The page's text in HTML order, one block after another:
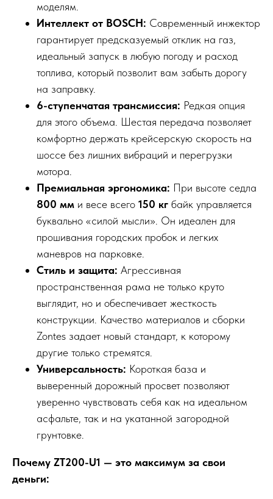
моделям.
Интеллект от BOSCH: Современный инжектор
гарантирует предсказуемый отклик на газ,
идеальный запуск в любую погоду и расход
топлива, который позволит вам забыть дорогу
на заправку.
6-ступенчатая трансмиссия: Редкая опция
для этого объема. Шестая передача позволяет
комфортно держать крейсерскую скорость на
шоссе без лишних вибраций и перегрузки
мотора.
Премиальная эргономика: При высоте седла
800 мм и весе всего 150 кг байк управляется
буквально «силой мысли». Он идеален для
прошивания городских пробок и легких
маневров на парковке.
Стиль и защита: Агрессивная
пространственная рама не только круто
выглядит, но и обеспечивает жесткость
конструкции. Качество материалов и сборки
Zontes задает новый стандарт, к которому
другие только стремятся.
Универсальность: Короткая база и
выверенный дорожный просвет позволяют
уверенно чувствовать себя как на идеальном
асфальте, так и на укатанной загородной
грунтовке.
Почему ZT200-U1 — это максимум за свои
деньги: